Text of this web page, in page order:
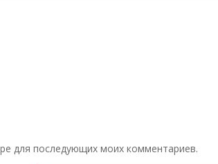
для последующих моих комментариев.